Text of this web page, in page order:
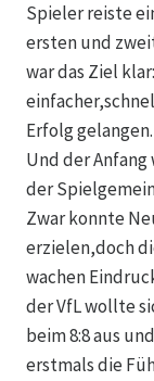
Spieler reiste
ersten und
war das Ziel
Erfolg gelangen.
Und der
der
Zwar konnte
erzielen,doch
wachen
der VfL wollte
beim 8:8 aus
erstmals die